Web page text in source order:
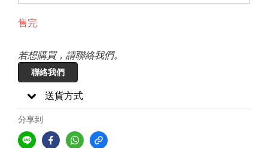
售完
若想購買，請聯絡我們。
聯絡我們
送貨方式
分享到